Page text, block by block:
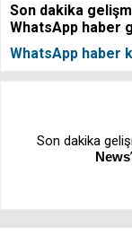
Son dakika
WhatsApp haber
WhatsApp haber
Son dakika
News